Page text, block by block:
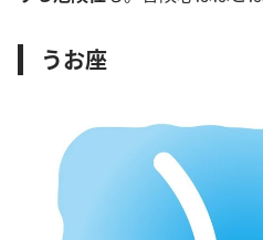
うお座